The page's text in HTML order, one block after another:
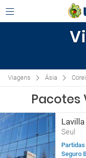
Viagens Ásia
Pacotes
Seul
Seguro